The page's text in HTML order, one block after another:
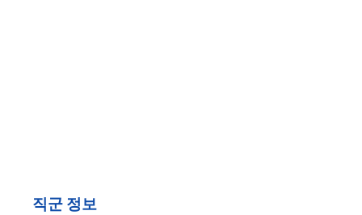
직군 정보